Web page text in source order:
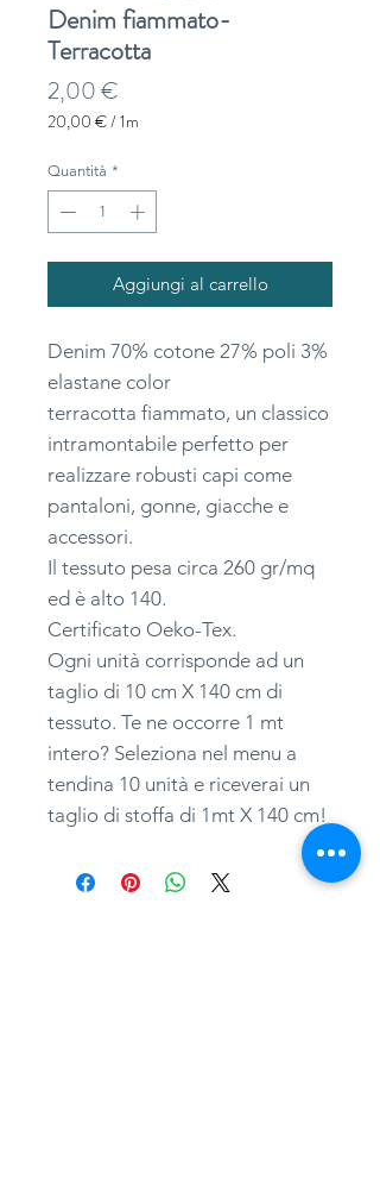
Denim fiammato-
Terracotta
2,00 €
20,00 €/1m
ogni
1
Metro
Quantità *
Aggiungi al carrello
Denim 70% cotone 27% poli 3%
elastane color
terracotta fiammato, un classico
intramontabile perfetto per
realizzare robusti capi come
pantaloni, gonne, giacche e
accessori.
Il tessuto pesa circa 260 gr/mq
ed è alto 140.
Certificato Oeko-Tex.
Ogni unità corrisponde ad un
taglio di 10 cm X 140 cm di
tessuto. Te ne occorre 1 mt
intero? Seleziona nel menu a
tendina 10 unità e riceverai un
taglio di stoffa di 1mt X 140 cm!